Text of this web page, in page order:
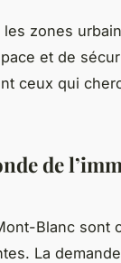
zones
et de
ceux qui
de
Blanc sont
La